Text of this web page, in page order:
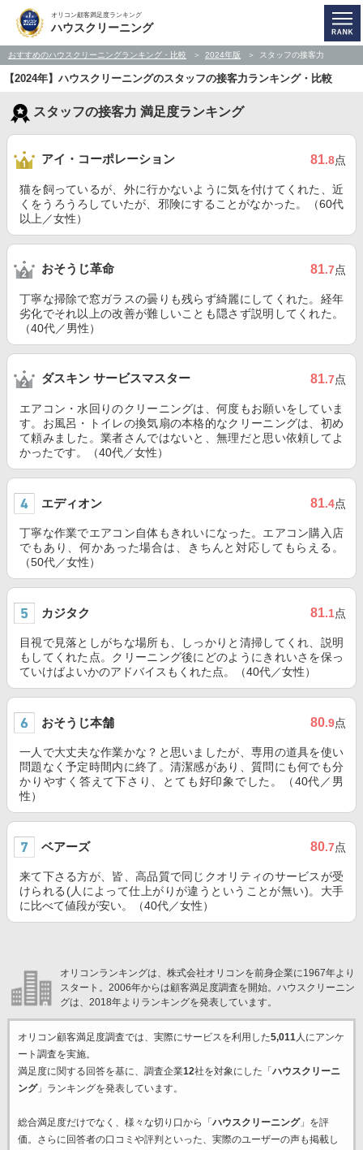
オリコン顧客満足度ランキング
ハウスクリーニング
おすすめのハウスクリーニングランキング・比較 2024年版 スタッフの接客力
【2024年】ハウスクリーニングのスタッフの接客力ランキング・比較
スタッフの接客力 満足度ランキング
アイ・コーポレーション 81.8点
猫を飼っているが、外に行かないように気を付けてくれた、近
くをうろうろしていたが、邪険にすることがなかった。（60代
以上／女性）
おそうじ革命 81.7点
丁寧な掃除で窓ガラスの曇りも残らず綺麗にしてくれた。経年
劣化でそれ以上の改善が難しいことも隠さず説明してくれた。
（40代／男性）
ダスキン サービスマスター 81.7点
エアコン・水回りのクリーニングは、何度もお願いをしていま
す。お風呂・トイレの換気扇の本格的なクリーニングは、初め
て頼みました。業者さんではないと、無理だと思い依頼してよ
かったです。（40代／女性）
エディオン 81.4点
丁寧な作業でエアコン自体もきれいになった。エアコン購入店
でもあり、何かあった場合は、きちんと対応してもらえる。
（50代／女性）
カジタク 81.1点
目視で見落としがちな場所も、しっかりと清掃してくれ、説明
もしてくれた点。クリーニング後にどのようにきれいさを保っ
ていけばよいかのアドバイスもくれた点。（40代／女性）
おそうじ本舗 80.9点
一人で大丈夫な作業かな？と思いましたが、専用の道具を使い
問題なく予定時間内に終了。清潔感があり、質問にも何でも分
かりやすく答えて下さり、とても好印象でした。（40代／男
性）
ベアーズ 80.7点
来て下さる方が、皆、高品質で同じクオリティのサービスが受
けられる(人によって仕上がりが違うということが無い)。大手
に比べて値段が安い。（40代／女性）
オリコンランキングは、株式会社オリコンを前身企業に1967年より
スタート。2006年からは顧客満足度調査を開始。ハウスクリーニン
グは、2018年よりランキングを発表しています。
オリコン顧客満足度調査では、実際にサービスを利用した5,011人にアンケ
ート調査を実施。
満足度に関する回答を基に、調査企業12社を対象にした「 ハウスクリーニ
ング」ランキングを発表しています。
総合満足度だけでなく、様々な切り口から「 ハウスクリーニング」を評
価。さらに回答者の口コミや評判といった、実際のユーザーの声も掲載し